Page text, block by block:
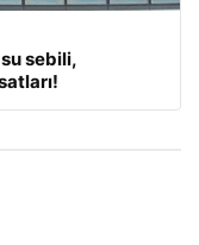
su sebili,